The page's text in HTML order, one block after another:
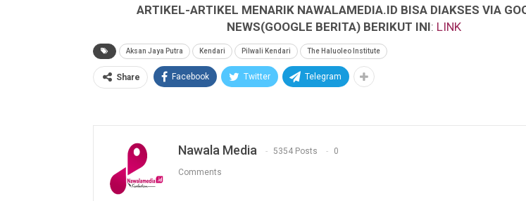
ARTIKEL-ARTIKEL MENARIK NAWALAMEDIA.ID BISA DIAKSES VIA
NEWS(GOOGLE BERITA) BERIKUT INI: LINK
Aksan Jaya Putra Kendari Pilwali Kendari The Haluoleo Institute
Share Facebook Twitter Telegram
Nawala Media 5354 Posts 0
Comments